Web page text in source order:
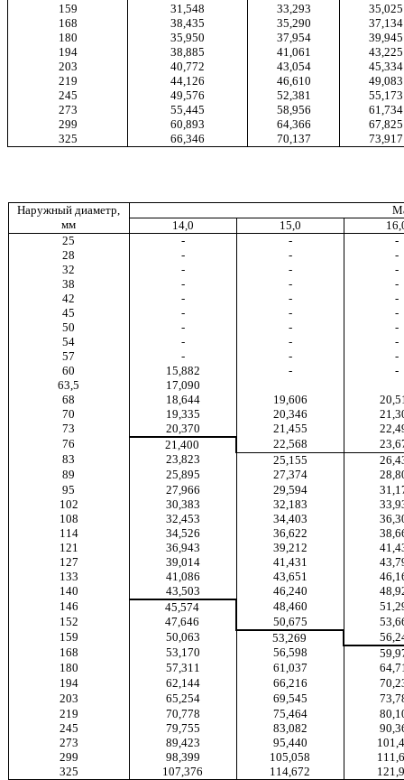
159
31,548 33,293
35,025
168
38,435 35,290
37,134
180
35,950 37,954
39,945
194
38,885 41,061
43,225
203
40,772 43,054
45,334
219
44,126 46,610
49,083
245
49,576 52,381
55,173
273
55,445 58,956
61,734
299
60,893 64,366
67,825
325
66,346 70,137 73,917
Наружный диаметр,
мм
14,0
15,0
25
- -
-
28
- -
-
32
- -
-
38
- -
-
42
- -
-
45
- -
-
50
- -
-
54
- -
-
57
- -
-
60
15,882 -
-
63,5
17,090
68
18,644 19,606
70
19,335 20,346
73
20,370 21,455
76
21,400 22,568
83
23,823 25,155
89
25,895 27,374
95
27,966 29,594
102
30,383 32,183
108
32,453 34,403
114
34,526 36,622
121
36,943 39,212
127
39,014 41,431
133
41,086 43,651
140
43,503 46,240
146
45,574 48,460
152
47,646 50,675
159
50,063 53,269
168
53,170 56,598
180
57,311 61,037
194
62,144 66,216
203
65,254 69,545
219
70,778 75,464
245
79,755 83,082
273
89,423 95,440
299
98,399 105,058
325
107,376 114,672